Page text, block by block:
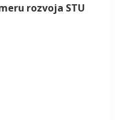
rozvoja STU